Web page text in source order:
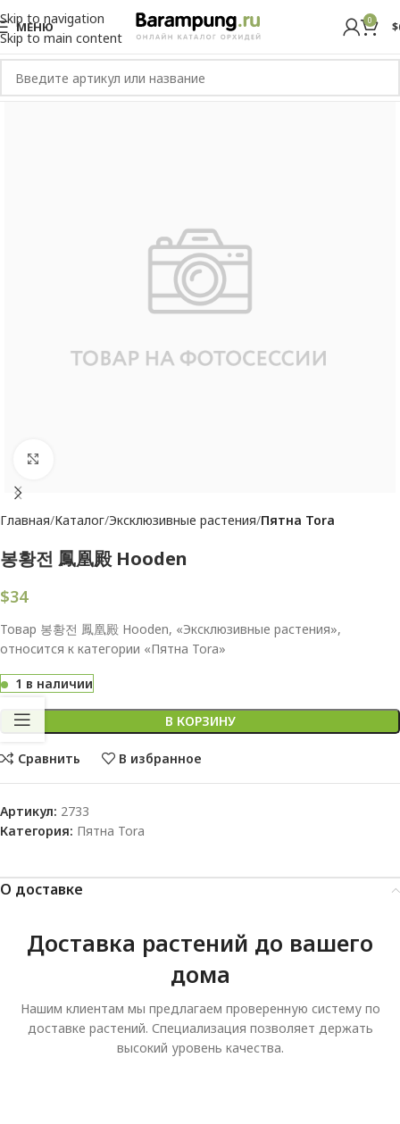
Skip to navigation
Skip to main content
МЕНЮ 0 $
Главная Каталог Эксклюзивные растения Пятна Tora
봉황전 鳳凰殿 Hooden
$34
Товар 봉황전 鳳凰殿 Hooden, «Эксклюзивные растения»,
относится к категории «Пятна Tora»
1 в наличии
В КОРЗИНУ
Сравнить В избранное
Артикул: 2733
Категория: Пятна Tora
О доставке
Доставка растений до вашего
дома
Нашим клиентам мы предлагаем проверенную систему по
доставке растений. Специализация позволяет держать
высокий уровень качества.